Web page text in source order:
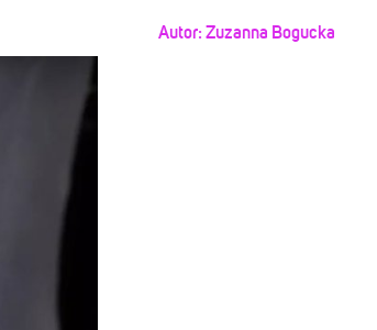
Autor: Zuzanna Bogucka